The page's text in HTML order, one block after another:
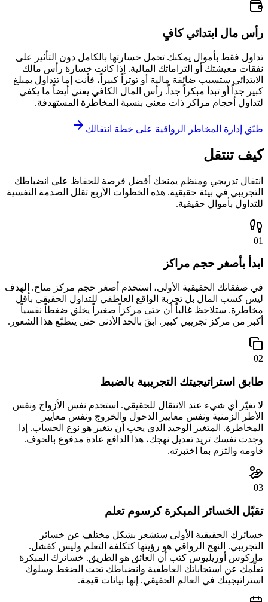
رأس مال ابتدائي كافٍ
تداول فقط بأموال يمكنك تحمل خسارتها بالكامل دون التأثير على
نفقات معيشتك أو التزاماتك المالية. إذا كانت خسارة رأس مالك
الابتدائي ستسبب ضائقة مالية أو توتراً كبيراً، فأنت إما تتداول بمبلغ
كبير جداً أو تبدأ مبكراً جداً. رأس المال الكافي يعني أيضاً ما يكفي
لتداول أحجام مراكز ذات معنى بنسبة المخاطرة المستهدفة.
طبّق إدارة المخاطر الرواقية على خطة انتقالك
كيف تنتقل
انتقال تدريجي ومنظم يمنحك أفضل فرصة للحفاظ على انضباطك
التجريبي في بيئة حقيقية. هذه الخطوات الأربع تقلل الصدمة النفسية
للتداول بأموال حقيقية.
01
ابدأ بأصغر حجم مراكز
في صفقاتك الحقيقية الأولى، استخدم أصغر حجم مركز متاح. الهدف
ليس كسب المال بل تجربة الواقع العاطفي للتداول الحقيقي بأقل
مخاطرة. ستلاحظ غالباً أن حتى مركزاً صغيراً يخلق ضغطاً نفسياً
أكبر من مركز تجريبي كبير. ابقَ بالحد الأدنى حتى يتطبّع هذا الشعور.
02
طابق استراتيجيتك التجريبية بالضبط
لا تغيّر أي شيء عند الانتقال للحقيقي. استخدم نفس الأزواج ونفس
الأطر الزمنية ونفس معايير الدخول والخروج ونفس معايير
المخاطرة. المتغير الوحيد الذي يجب أن يتغير هو نوع الحساب. إذا
وجدت نفسك تريد تعديل نهجك، هذا الدافع عادة مدفوع بالخوف.
قاومه والتزم بما اختبرته.
03
تقبّل الخسائر المبكرة كرسوم تعلم
خسائرك الحقيقية الأولى ستشعر بشكل مختلف عن خسائر
التجريبي. النهج الرواقي هو رؤيتها كتكلفة التعلم وليس كفشل.
ماركوس أوريليوس كتب أن العائق هو الطريق. خسائرك المبكرة
تعلّمك عن استجاباتك العاطفية وانضباطك تحت الضغط وسلوك
استراتيجيتك في العالم الحقيقي. إنها بيانات قيمة.